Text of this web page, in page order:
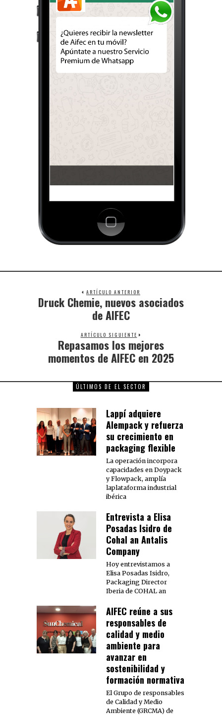
ARTÍCULO ANTERIOR
Druck Chemie, nuevos asociados
de AIFEC
ARTÍCULO SIGUIENTE
Repasamos los mejores
momentos de AIFEC en 2025
ÚLTIMOS DE EL SECTOR
Lappí adquiere
Alempack y refuerza
su crecimiento en
packaging flexible
La operación incorpora
capacidades en Doypack
y Flowpack, amplía
laplataforma industrial
ibérica
Entrevista a Elisa
Posadas Isidro de
Cohal an Antalis
Company
Hoy entrevistamos a
Elisa Posadas Isidro,
Packaging Director
Iberia de COHAL an
AIFEC reúne a sus
responsables de
calidad y medio
ambiente para
avanzar en
sostenibilidad y
formación normativa
El Grupo de responsables
de Calidad y Medio
Ambiente (GRCMA) de